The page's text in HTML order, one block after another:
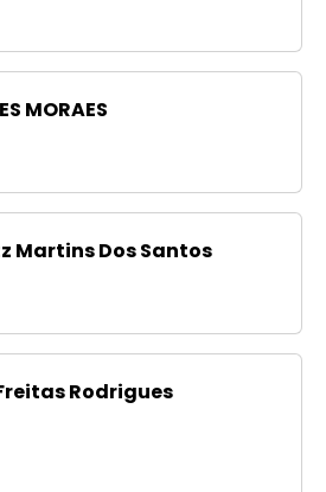
MORAES
Martins Dos Santos
Rodrigues